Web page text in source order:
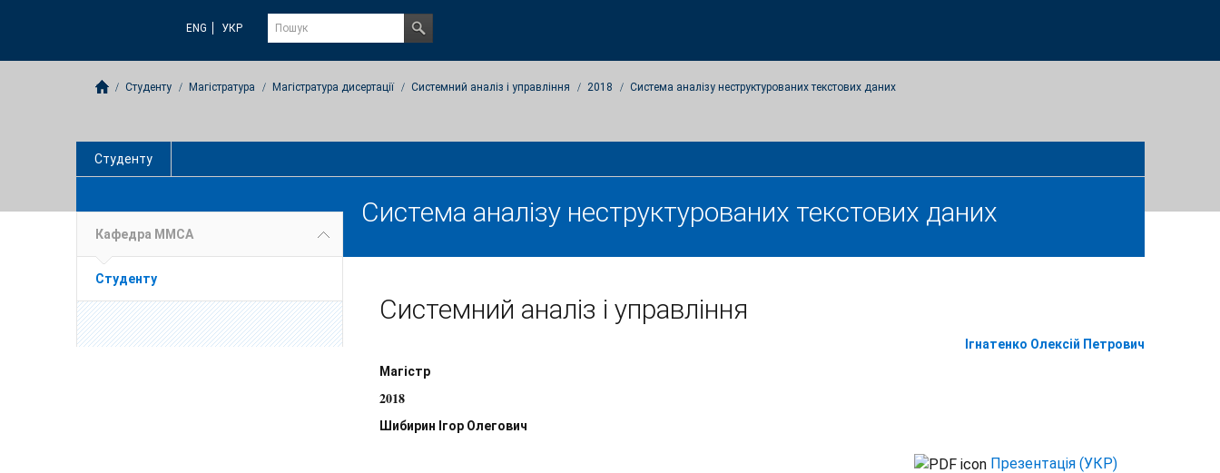
ENG УКР
Студенту Магістратура Магістратура дисертації Системний аналіз і управління 2018 Система аналізу неструктурованих текстових даних
Студенту
Система аналізу неструктурованих текстових даних
Кафедра ММСА
Студенту
Системний аналіз і управління
Ігнатенко Олексій Петрович
Магістр
2018
Шибирин Ігор Олегович
Презентація (УКР)